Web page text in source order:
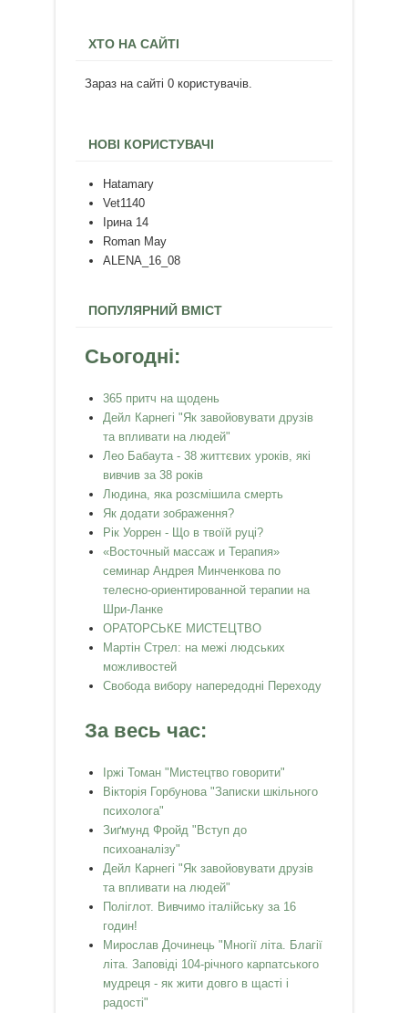
ХТО НА САЙТІ
Зараз на сайті 0 користувачів.
НОВІ КОРИСТУВАЧІ
Hatamary
Vet1140
Ірина 14
Roman May
ALENA_16_08
ПОПУЛЯРНИЙ ВМІСТ
Сьогодні:
365 притч на щодень
Дейл Карнегі "Як завойовувати друзів
та впливати на людей"
Лео Бабаута - 38 життєвих уроків, які
вивчив за 38 років
Людина, яка розсмішила смерть
Як додати зображення?
Рік Уоррен - Що в твоїй руці?
«Восточный массаж и Терапия»
семинар Андрея Минченкова по
телесно-ориентированной терапии на
Шри-Ланке
ОРАТОРСЬКЕ МИСТЕЦТВО
Мартін Стрел: на межі людських
можливостей
Свобода вибору напередодні Переходу
За весь час:
Іржі Томан "Мистецтво говорити"
Вікторія Горбунова "Записки шкільного
психолога"
Зиґмунд Фройд "Вступ до
психоаналізу"
Дейл Карнегі "Як завойовувати друзів
та впливати на людей"
Поліглот. Вивчимо італійську за 16
годин!
Мирослав Дочинець "Многії літа. Благії
літа. Заповіді 104-річного карпатського
мудреця - як жити довго в щасті і
радості"